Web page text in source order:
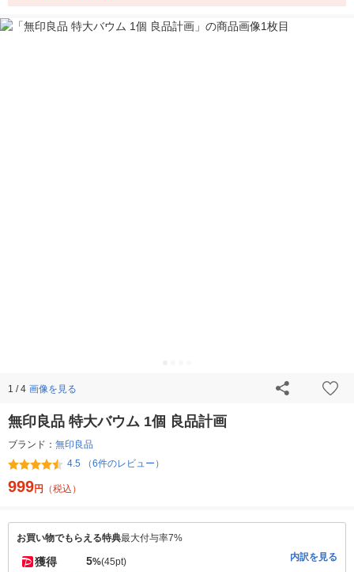
1 / 4 画像を見る
無印良品 特大バウム 1個 良品計画
ブランド： 無印良品
4.5 （6件のレビュー）
999円 （税込）
お買い物でもらえる特典最大付与率7%
獲得 5%(45pt) 内訳を見る